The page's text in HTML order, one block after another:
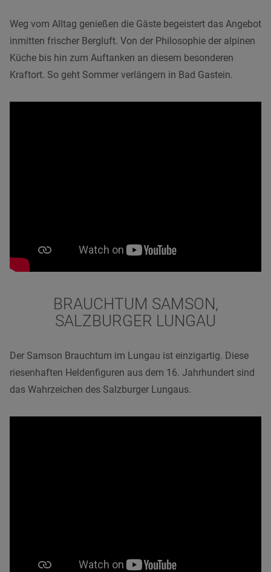
Weg vom Alltag genießen die Gäste begeistert das Angebot
inmitten frischer Bergluft. Von der Philosophie der alpinen
Küche bis hin zum Auftanken an diesem besonderen
Kraftort. So geht Sommer verlängern in Bad Gastein.
BRAUCHTUM SAMSON,
SALZBURGER LUNGAU
Der Samson Brauchtum im Lungau ist einzigartig. Diese
riesenhaften Heldenfiguren aus dem 16. Jahrhundert sind
das Wahrzeichen des Salzburger Lungaus.